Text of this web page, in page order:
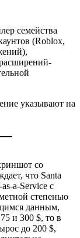
семейства
(Roblox,
указывают на
со
что Santa
a-Service с
степенью
данным,
и 300 $, то в
до 200 $,